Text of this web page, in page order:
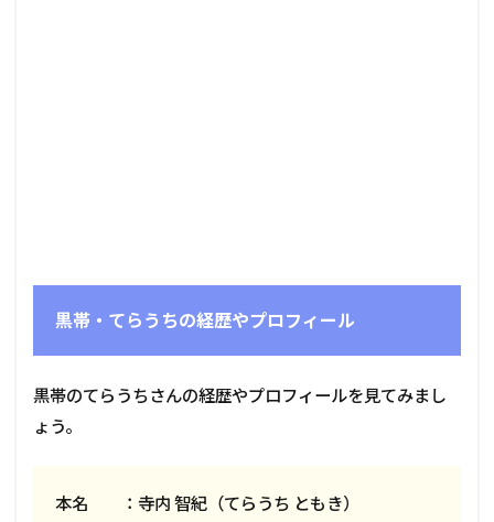
黒帯・てらうちの経歴やプロフィール
黒帯のてらうちさんの経歴やプロフィールを見てみまし
ょう。
本名 ：寺内 智紀（てらうち ともき）